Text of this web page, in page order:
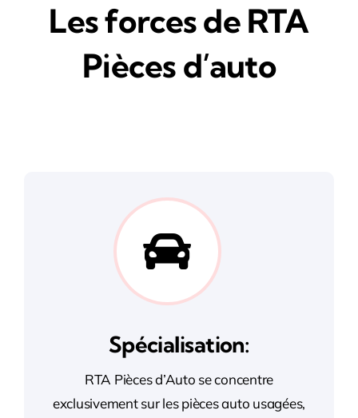
Les forces de RTA
Pièces d’auto
Spécialisation:
RTA Pièces d’Auto se concentre
exclusivement sur les pièces auto usagées,